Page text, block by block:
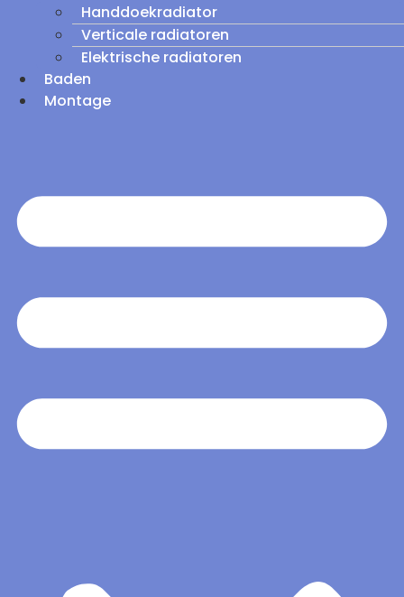
Handdoekradiator
Verticale radiatoren
Elektrische radiatoren
Baden
Montage